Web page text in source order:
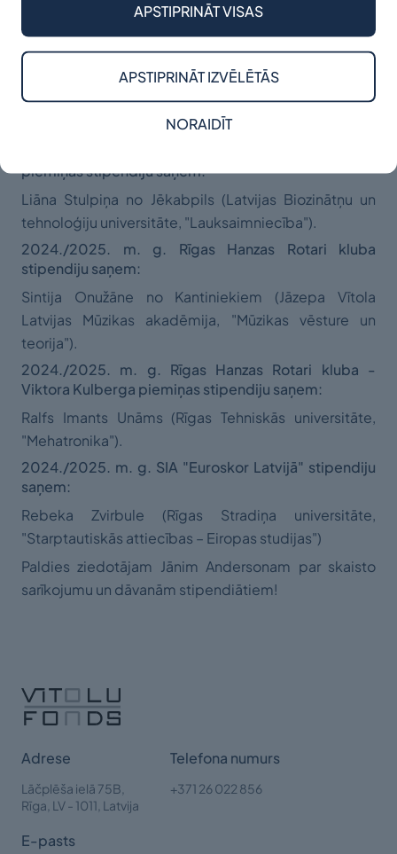
universitāte, "Medicīna");
Ralfs Krūmiņš no Smiltenes (Latvijas Biozinātņu un
tehnoloģiju universitāte, "Lauksaimniecība");
Kristers Novikovs no Jēkabpils (Rīgas Stradiņa
universitāte, "Medicīna").
piemiņas stipendiju saņem:
Liāna Stulpiņa no Jēkabpils (Latvijas Biozinātņu un
tehnoloģiju universitāte, "Lauksaimniecība").
2024./2025. m. g. Rīgas Hanzas Rotari kluba
stipendiju saņem:
Sintija Onužāne no Kantiniekiem (Jāzepa Vītola
Latvijas Mūzikas akadēmija, "Mūzikas vēsture un
teorija").
2024./2025. m. g. Rīgas Hanzas Rotari kluba -
Viktora Kulberga piemiņas stipendiju saņem:
Ralfs Imants Unāms (Rīgas Tehniskās universitāte,
"Mehatronika").
2024./2025. m. g. SIA "Euroskor Latvijā" stipendiju
saņem:
Rebeka Zvirbule (Rīgas Stradiņa universitāte,
"Starptautiskās attiecības – Eiropas studijas")
Paldies ziedotājam Jānim Andersonam par skaisto
sarīkojumu un dāvanām stipendiātiem!
Adrese
Lāčplēša ielā 75B,
Rīga, LV - 1011, Latvija
Telefona numurs
+371 26 022 856
E-pasts
NORAIDĪT
APSTIPRINĀT IZVĒLĒTĀS
APSTIPRINĀT VISAS